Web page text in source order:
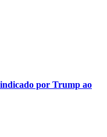
por Trump ao